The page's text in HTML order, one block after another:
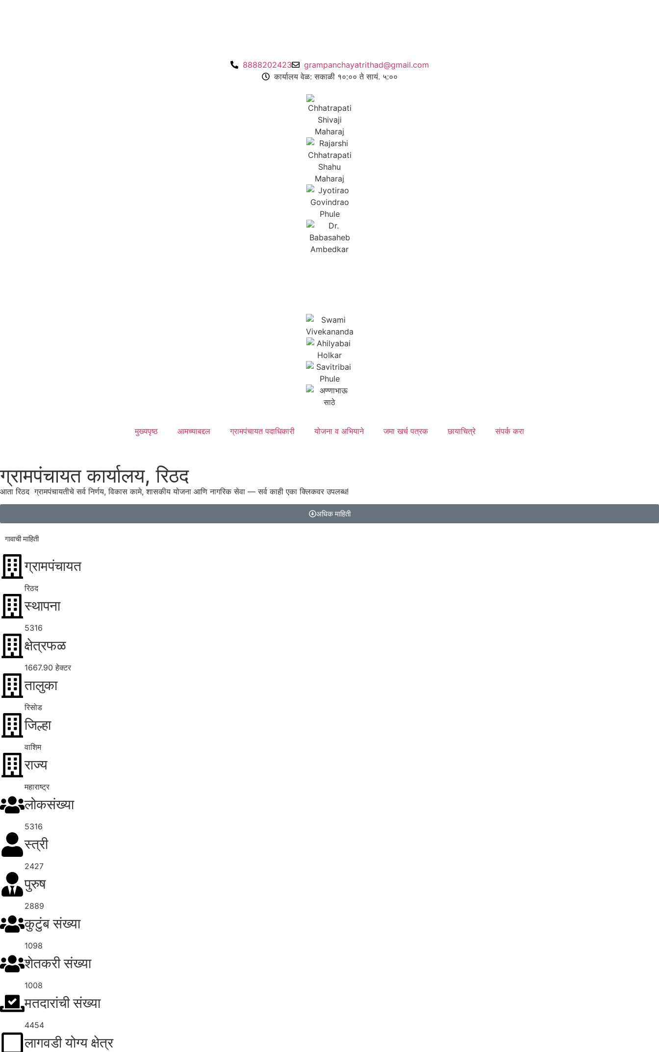
8888202423
grampanchayatrithad@gmail.com
कार्यालय वेळ: सकाळी १०:०० ते सायं. ५:००
मुख्यपृष्ठ आमच्याबद्दल ग्रामपंचायत पदाधिकारी योजना व अभियाने जमा खर्च पत्रक छायाचित्रे संपर्क करा
ग्रामपंचायत कार्यालय, रिठद
आता रिठद ग्रामपंचायतीचे सर्व निर्णय, विकास कामे, शासकीय योजना आणि नागरिक सेवा — सर्व काही एका क्लिकवर उपलब्ध!
अधिक माहिती
गावाची माहिती
ग्रामपंचायत
रिठद
स्थापना
5316
क्षेत्रफळ
1667.90 हेक्टर
तालुका
रिसोड
जिल्हा
वाशिम
राज्य
महाराष्ट्र
लोकसंख्या
5316
स्त्री
2427
पुरुष
2889
कुटुंब संख्या
1098
शेतकरी संख्या
1008
मतदारांची संख्या
4454
लागवडी योग्य क्षेत्र